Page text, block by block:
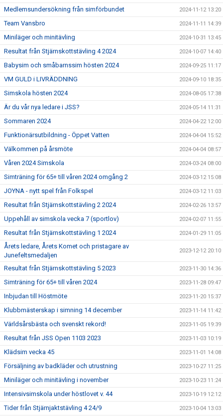
Medlemsundersökning från simförbundet 2024-11-12 13:20
Team Vansbro 2024-11-11 14:39
Miniläger och minitävling 2024-10-31 13:45
Resultat från Stjärnskottstävling 4 2024 2024-10-07 14:40
Babysim och småbarnssim hösten 2024 2024-09-25 11:17
VM GULD i LIVRÄDDNING 2024-09-10 18:35
Simskola hösten 2024 2024-08-05 17:38
Är du vår nya ledare i JSS? 2024-05-14 11:31
Sommaren 2024 2024-04-22 12:00
Funktionärsutbildning - Öppet Vatten 2024-04-04 15:52
Välkommen på årsmöte 2024-04-04 08:57
Våren 2024 Simskola 2024-03-24 08:00
Simträning för 65+ till våren 2024 omgång 2 2024-03-12 15:08
JOYNA - nytt spel från Folkspel 2024-03-12 11:03
Resultat från Stjärnskottstävling 2 2024 2024-02-26 13:57
Uppehåll av simskola vecka 7 (sportlov) 2024-02-07 11:55
Resultat från Stjärnskottstävling 1 2024 2024-01-29 11:05
Årets ledare, Årets Komet och pristagare av
Junefeltsmedaljen
2023-12-12 20:10
Resultat från Stjärnskottstävling 5 2023 2023-11-30 14:36
Simträning för 65+ till våren 2024 2023-11-28 09:47
Inbjudan till Höstmöte 2023-11-20 15:37
Klubbmästerskap i simning 14 december 2023-11-14 11:42
Världsårsbästa och svenskt rekord! 2023-11-05 19:39
Resultat från JSS Open 1103 2023 2023-11-03 10:19
Klädsim vecka 45 2023-11-01 14:08
Försäljning av badkläder och utrustning 2023-10-27 11:25
Miniläger och minitävling i november 2023-10-23 11:24
Intensivsimskola under höstlovet v. 44 2023-10-19 12:12
Tider från Stjärnjaktstävling 4 24/9 2023-10-04 13:03